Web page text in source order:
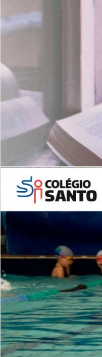
Leituras Literárias
Com
6º AO 9º
Inglês:
INSTITUCIONAL